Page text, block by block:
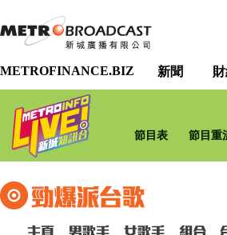
METROFINANCE.BIZ 新聞
節目表 節目重